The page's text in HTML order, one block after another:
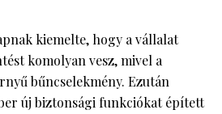
kiemelte, hogy a vállalat
komolyan vesz, mivel a
bűncselekmény. Ezután
új biztonsági funkciókat épített